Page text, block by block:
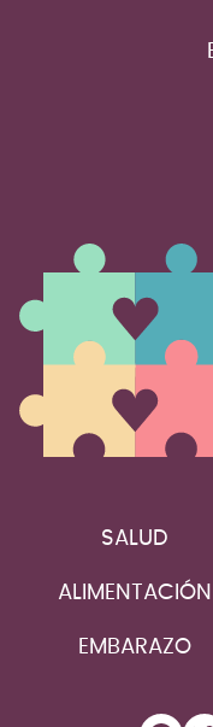
SALUD
ALIMENTACIÓN
EMBARAZO